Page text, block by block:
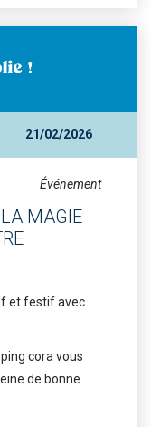
21/02/2026
Événement
MAGIE
et festif avec
cora vous
de bonne